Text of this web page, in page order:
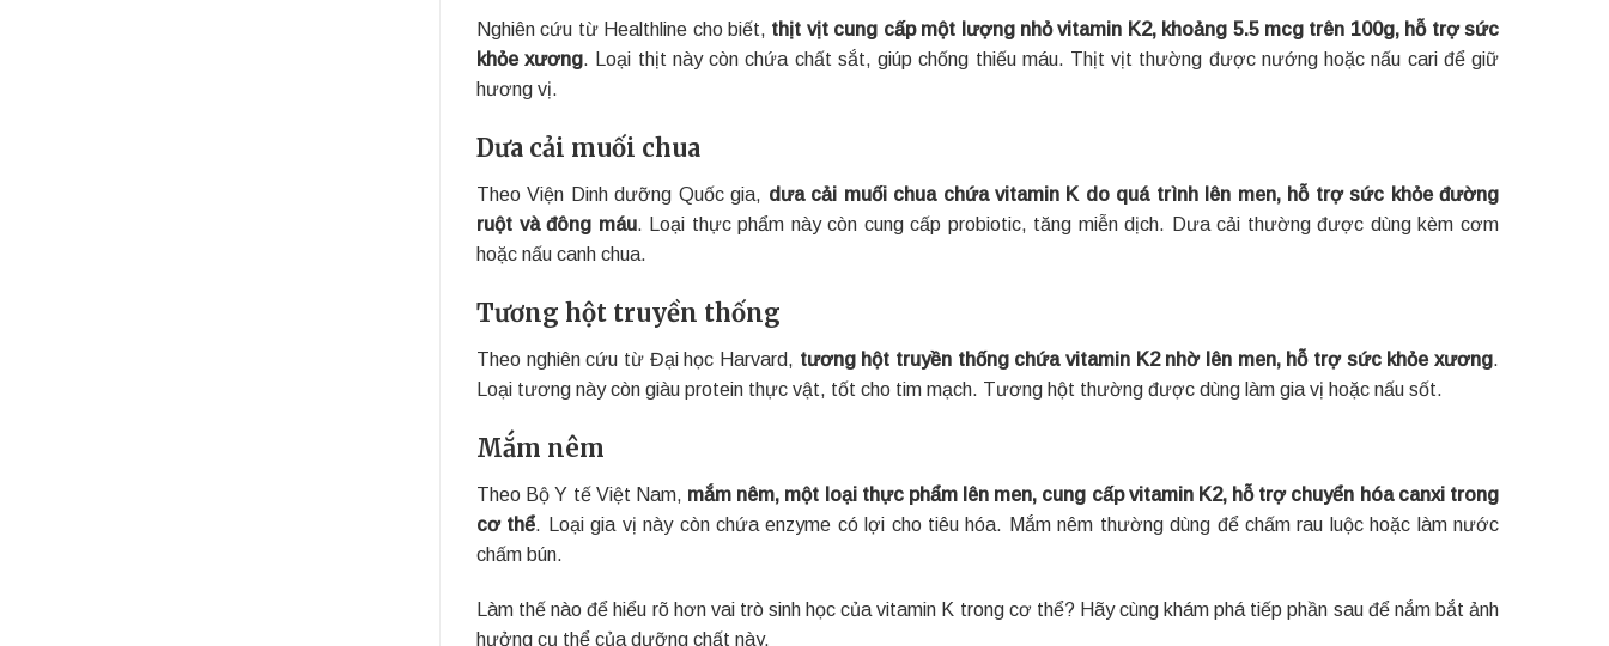
Nghiên cứu từ Healthline cho biết, thịt vịt cung cấp một lượng nhỏ vitamin K2, khoảng 5.5 mcg trên 100g, hỗ trợ sức
khỏe xương. Loại thịt này còn chứa chất sắt, giúp chống thiếu máu. Thịt vịt thường được nướng hoặc nấu cari để giữ
hương vị.
Dưa cải muối chua
Theo Viện Dinh dưỡng Quốc gia, dưa cải muối chua chứa vitamin K do quá trình lên men, hỗ trợ sức khỏe đường
ruột và đông máu. Loại thực phẩm này còn cung cấp probiotic, tăng miễn dịch. Dưa cải thường được dùng kèm cơm
hoặc nấu canh chua.
Tương hột truyền thống
Theo nghiên cứu từ Đại học Harvard, tương hột truyền thống chứa vitamin K2 nhờ lên men, hỗ trợ sức khỏe xương.
Loại tương này còn giàu protein thực vật, tốt cho tim mạch. Tương hột thường được dùng làm gia vị hoặc nấu sốt.
Mắm nêm
Theo Bộ Y tế Việt Nam, mắm nêm, một loại thực phẩm lên men, cung cấp vitamin K2, hỗ trợ chuyển hóa canxi trong
cơ thể. Loại gia vị này còn chứa enzyme có lợi cho tiêu hóa. Mắm nêm thường dùng để chấm rau luộc hoặc làm nước
chấm bún.
Làm thế nào để hiểu rõ hơn vai trò sinh học của vitamin K trong cơ thể? Hãy cùng khám phá tiếp phần sau để nắm bắt ảnh
hưởng cụ thể của dưỡng chất này.